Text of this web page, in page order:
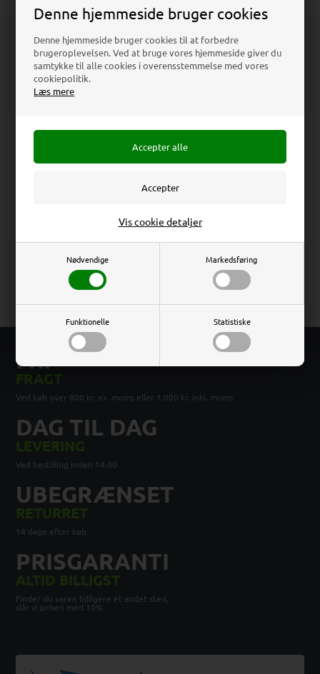
Denne hjemmeside bruger cookies
Denne hjemmeside bruger cookies til at forbedre
brugeroplevelsen. Ved at bruge vores hjemmeside giver du
samtykke til alle cookies i overensstemmelse med vores
cookiepolitik.
Læs mere
Nødvendige Markedsføring
Funktionelle Statistiske
Vis cookie detaljer
Download
Beskrivelse Anmeldelser
logoprint på siden. Vælg mellem sølvgrå eller sort.
Rocket Menuholder (Acrylic menu holder) - Sort
Brochure Mål: A5 (14,8 x 21 cm)
Relaterede produkter
FRI
FRAGT
Ved køb over 800 kr. ex .moms eller 1.000 kr. inkl. moms
DAG TIL DAG
LEVERING
Ved bestilling inden 14.00
UBEGRÆNSET
RETURRET
14 dage efter køb
PRISGARANTI
ALTID BILLIGST
Finder du varen billigere et andet sted,
slår vi prisen med 10%
Erhverv
Priser ekskl. moms
Privat
Priser inkl. moms